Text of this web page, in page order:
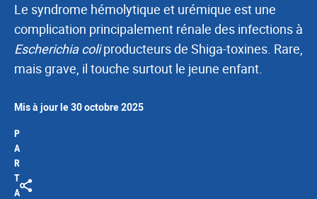
Le syndrome hémolytique et urémique est une
complication principalement rénale des infections à
Escherichia coliproducteurs de Shiga-toxines. Rare,
mais grave, il touche surtout le jeune enfant.
Mis à jour le 30 octobre 2025
P
A
R
T
A